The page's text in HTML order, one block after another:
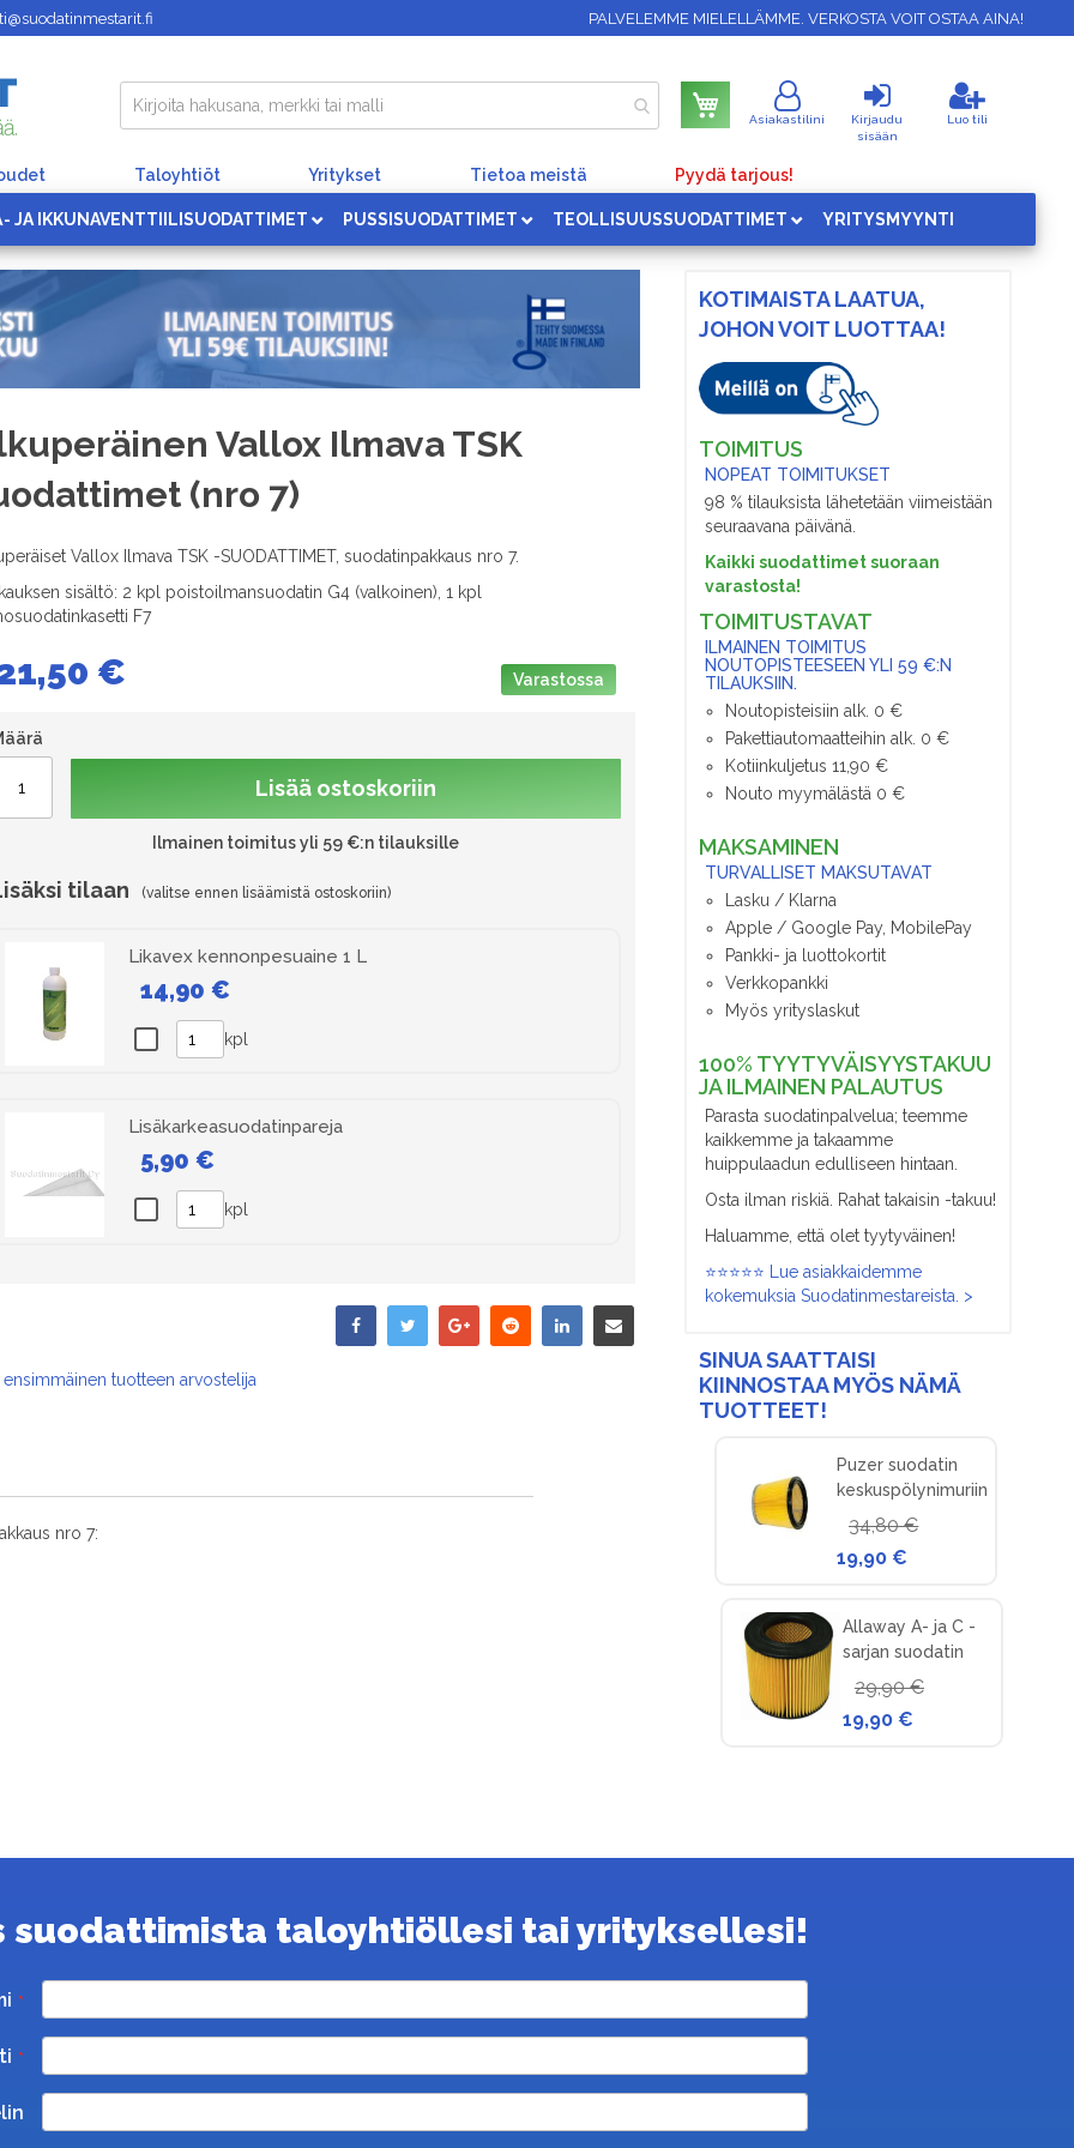
PALVELEMME MIELELLÄMME. VERKOSTA VOIT OSTAA AINA!
Ostoskori
Asiakastilini
Kirjaudu
sisään
Luo tili
Taloyhtiöt Yritykset Tietoa meistä Pyydä tarjous!
JA IKKUNAVENTTIILISUODATTIMET PUSSISUODATTIMET TEOLLISUUSSUODATTIMET YRITYSMYYNTI
Vallox Ilmava TSK
(nro 7)
Vallox Ilmava TSK -SUODATTIMET, suodatinpakkaus nro 7.
sisältö: 2 kpl poistoilmansuodatin G4 (valkoinen), 1 kpl
F7
€ Varastossa
Lisää ostoskoriin
Ilmainen toimitus yli 59 €:n tilauksille
tilaan
Likavex kennonpesuaine 1 L
14,90 €
kpl
Lisäkarkeasuodatinpareja
5,90 €
kpl
ensimmäinen tuotteen arvostelija
nro 7:
KOTIMAISTA LAATUA,
JOHON VOIT LUOTTAA!
TOIMITUS
NOPEAT TOIMITUKSET
98 % tilauksista lähetetään viimeistään
seuraavana päivänä.
Kaikki suodattimet suoraan
varastosta!
TOIMITUSTAVAT
ILMAINEN TOIMITUS
NOUTOPISTEESEEN YLI 59 €:N
TILAUKSIIN.
Noutopisteisiin alk. 0 €
Pakettiautomaatteihin alk. 0 €
Kotiinkuljetus 11,90 €
Nouto myymälästä 0 €
MAKSAMINEN
TURVALLISET MAKSUTAVAT
Lasku / Klarna
Apple / Google Pay, MobilePay
Pankki- ja luottokortit
Verkkopankki
Myös yrityslaskut
100% TYYTYVÄISYYSTAKUU
JA ILMAINEN PALAUTUS
Parasta suodatinpalvelua; teemme
kaikkemme ja takaamme
huippulaadun edulliseen hintaan.
Osta ilman riskiä. Rahat takaisin -takuu!
Haluamme, että olet tyytyväinen!
⭐⭐⭐⭐⭐ Lue asiakkaidemme
kokemuksia Suodatinmestareista. >
SINUA SAATTAISI
KIINNOSTAA MYÖS NÄMÄ
TUOTTEET!
Puzer suodatin
keskuspölynimuriin
19,90 €
34,80 €
Allaway A- ja C -
sarjan suodatin
keskuspölynimuriin
19,90 €
29,90 €
suodattimista taloyhtiöllesi tai yrityksellesi!